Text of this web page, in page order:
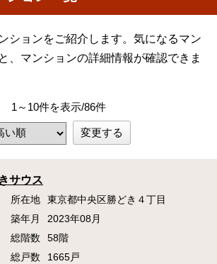
ションをご紹介します。気になるマン
、マンションの詳細情報が確認できま
1～10件を表示/86件
変更する
サウス
所在地
東京都中央区勝どき４丁目
築年月
2023年08月
総階数
58階
総戸数
1665戸